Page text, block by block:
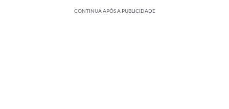
CONTINUA APÓS A PUBLICIDADE